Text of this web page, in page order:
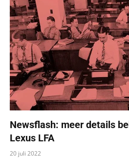
Newsflash: meer details
Lexus LFA
20 juli 2022